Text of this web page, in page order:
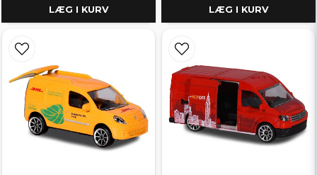
LÆG I KURV LÆG I KURV